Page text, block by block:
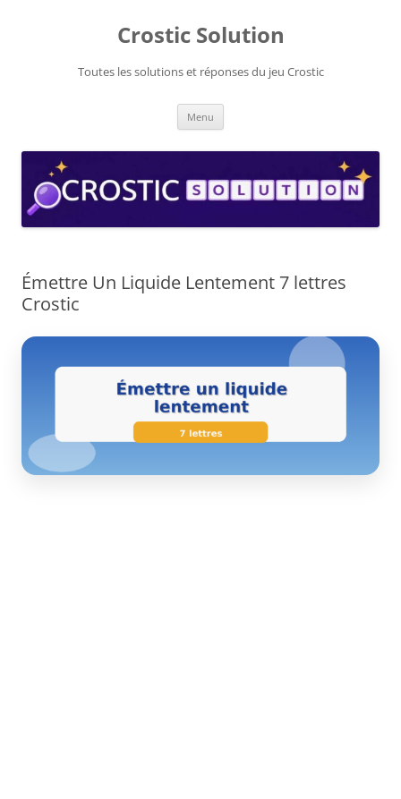
Crostic Solution
Toutes les solutions et réponses du jeu Crostic
Menu
Émettre Un Liquide Lentement 7 lettres
Crostic